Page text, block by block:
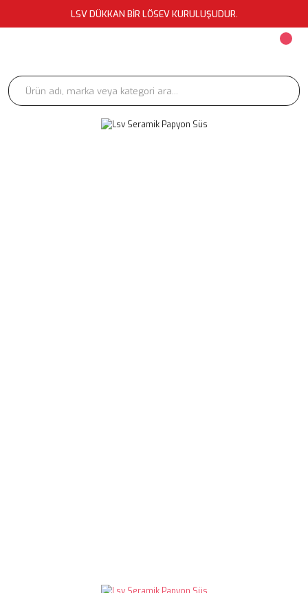
LSV DÜKKAN BİR LÖSEV KURULUŞUDUR.